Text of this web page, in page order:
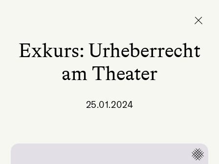
Exkurs: Urheberrecht
am Theater
25.01.2024